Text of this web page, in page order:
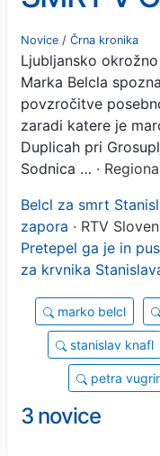
Belcla
krivega
Novice / Črna kronika
Ljubljansko
Marka Belcla
povzročitve
zaradi katere je
Duplicah pri
Sodnica … ·
Belcl za smrt
zapora · RTV
Pretepel ga je in
za krvnika
marko belcl
stanislav knafl
petra
3 novice